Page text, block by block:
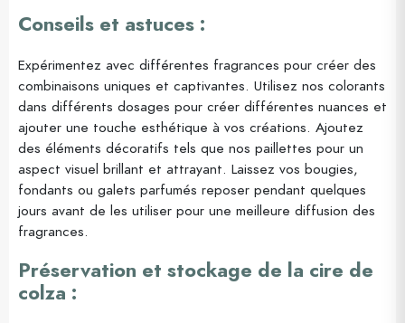
Conseils et astuces :
Expérimentez avec différentes fragrances pour créer des
combinaisons uniques et captivantes. Utilisez nos colorants
dans différents dosages pour créer différentes nuances et
ajouter une touche esthétique à vos créations. Ajoutez
des éléments décoratifs tels que nos paillettes pour un
aspect visuel brillant et attrayant. Laissez vos bougies,
fondants ou galets parfumés reposer pendant quelques
jours avant de les utiliser pour une meilleure diffusion des
fragrances.
Préservation et stockage de la cire de
colza :